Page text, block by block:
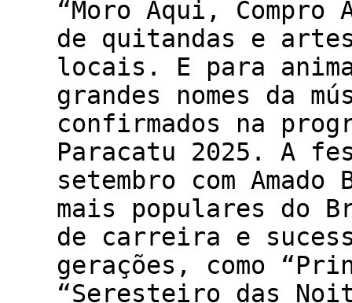
“Moro Aqui,
de quitandas e
locais. E para
grandes nomes da
confirmados na
Paracatu 2025. A
setembro com
mais populares do
de carreira e
gerações, como
“Seresteiro das